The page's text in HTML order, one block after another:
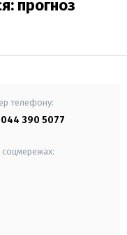
прогноз
телефону:
390 5077